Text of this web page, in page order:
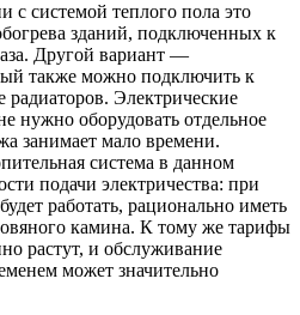
с системой теплого пола это
зданий, подключенных к
Другой вариант —
также можно подключить к
Электрические
нужно оборудовать отдельное
занимает мало времени.
система в данном
подачи электричества: при
работать, рационально иметь
камина. К тому же тарифы
растут, и обслуживание
может значительно